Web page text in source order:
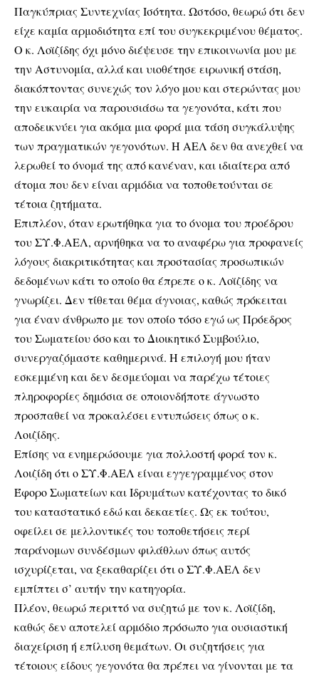
Παγκύπριας Συντεχνίας Ισότητα. Ωστόσο, θεωρώ ότι δεν
είχε καμία αρμοδιότητα επί του συγκεκριμένου θέματος.
Ο κ. Λοϊζίδης όχι μόνο διέψευσε την επικοινωνία μου με
την Αστυνομία, αλλά και υιοθέτησε ειρωνική στάση,
διακόπτοντας συνεχώς τον λόγο μου και στερώντας μου
την ευκαιρία να παρουσιάσω τα γεγονότα, κάτι που
αποδεικνύει για ακόμα μια φορά μια τάση συγκάλυψης
των πραγματικών γεγονότων. Η ΑΕΛ δεν θα ανεχθεί να
λερωθεί το όνομά της από κανέναν, και ιδιαίτερα από
άτομα που δεν είναι αρμόδια να τοποθετούνται σε
τέτοια ζητήματα.
Επιπλέον, όταν ερωτήθηκα για το όνομα του προέδρου
του ΣΥ.Φ.ΑΕΛ, αρνήθηκα να το αναφέρω για προφανείς
λόγους διακριτικότητας και προστασίας προσωπικών
δεδομένων κάτι το οποίο θα έπρεπε ο κ. Λοϊζίδης να
γνωρίζει. Δεν τίθεται θέμα άγνοιας, καθώς πρόκειται
για έναν άνθρωπο με τον οποίο τόσο εγώ ως Πρόεδρος
του Σωματείου όσο και το Διοικητικό Συμβούλιο,
συνεργαζόμαστε καθημερινά. Η επιλογή μου ήταν
εσκεμμένη και δεν δεσμεύομαι να παρέχω τέτοιες
πληροφορίες δημόσια σε οποιονδήποτε άγνωστο
προσπαθεί να προκαλέσει εντυπώσεις όπως ο κ.
Λοιζίδης.
Επίσης να ενημερώσουμε για πολλοστή φορά τον κ.
Λοιζίδη ότι ο ΣΥ.Φ.ΑΕΛ είναι εγγεγραμμένος στον
Έφορο Σωματείων και Ιδρυμάτων κατέχοντας το δικό
του καταστατικό εδώ και δεκαετίες. Ως εκ τούτου,
οφείλει σε μελλοντικές του τοποθετήσεις περί
παράνομων συνδέσμων φιλάθλων όπως αυτός
ισχυρίζεται, να ξεκαθαρίζει ότι ο ΣΥ.Φ.ΑΕΛ δεν
εμπίπτει σ’ αυτήν την κατηγορία.
Πλέον, θεωρώ περιττό να συζητώ με τον κ. Λοϊζίδη,
καθώς δεν αποτελεί αρμόδιο πρόσωπο για ουσιαστική
διαχείριση ή επίλυση θεμάτων. Οι συζητήσεις για
τέτοιους είδους γεγονότα θα πρέπει να γίνονται με τα